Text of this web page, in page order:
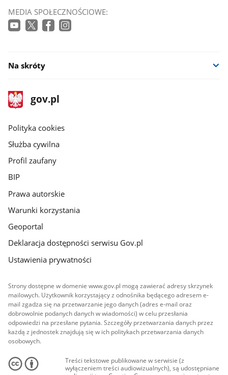
MEDIA SPOŁECZNOŚCIOWE:
Na skróty
stopka
gov.pl
Strona
gov.pl
gov.pl
Polityka cookies
Służba cywilna
Profil zaufany
BIP
Prawa autorskie
Warunki korzystania
Geoportal
Deklaracja dostępności serwisu Gov.pl
Ustawienia prywatności
Strony dostępne w domenie www.gov.pl mogą zawierać adresy skrzynek
mailowych. Użytkownik korzystający z odnośnika będącego adresem e-
mail zgadza się na przetwarzanie jego danych (adres e-mail oraz
dobrowolnie podanych danych w wiadomości) w celu przesłania
odpowiedzi na przesłane pytania. Szczegóły przetwarzania danych przez
każdą z jednostek znajdują się w ich politykach przetwarzania danych
osobowych.
Treści tekstowe publikowane w serwisie (z
wyłączeniem treści audiowizualnych), są udostępniane